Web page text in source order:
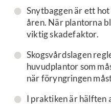
Snytbaggen är ett
åren. När plantorna
viktig skadefaktor.
Skogsvårdslagen
huvudplantor som
när föryngringen
I praktiken är hälften